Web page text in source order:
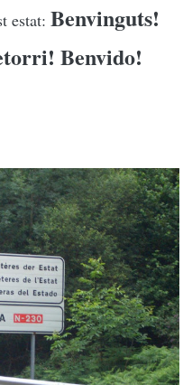
estat: Benvinguts!
Benvido!